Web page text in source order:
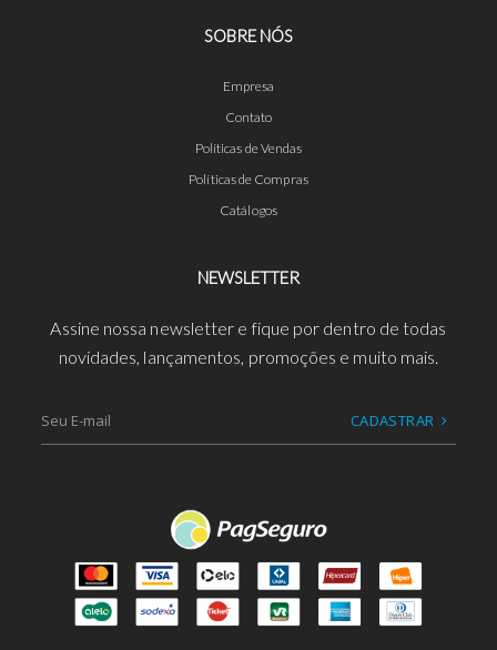
SOBRE NÓS
Empresa
Contato
Políticas de Vendas
Políticas de Compras
Catálogos
NEWSLETTER
Assine nossa newsletter e fique por dentro de todas
novidades, lançamentos, promoções e muito mais.
CADASTRAR